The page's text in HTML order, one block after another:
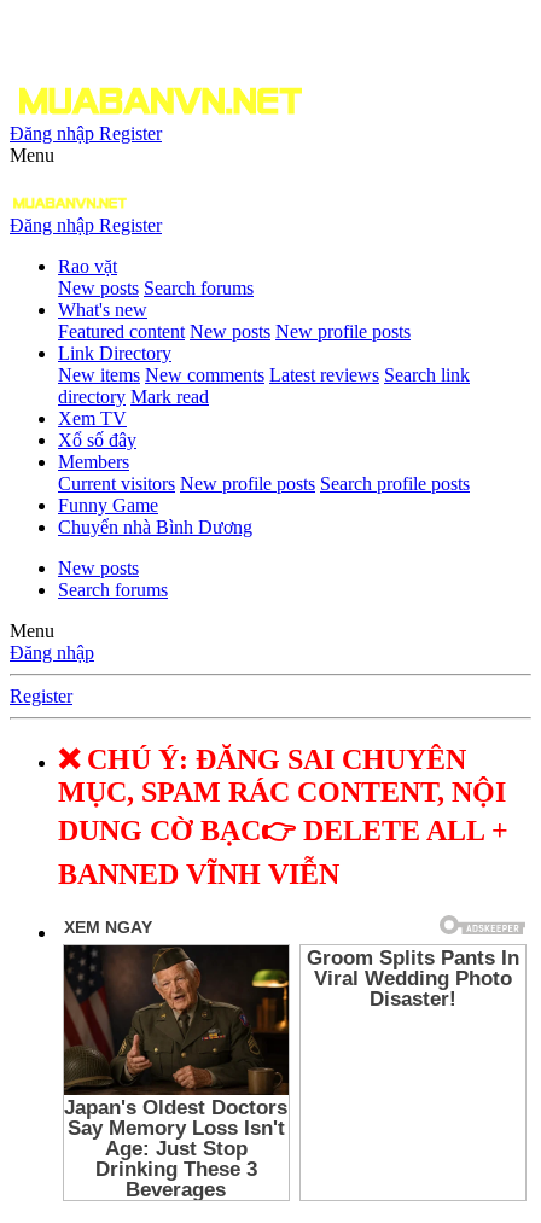
Đăng nhập Register
Menu
Đăng nhập Register
Rao vặt
New posts Search forums
What's new
Featured content New posts New profile posts
Link Directory
New items New comments Latest reviews Search link
directory Mark read
Xem TV
Xổ số đây
Members
Current visitors New profile posts Search profile posts
Funny Game
Chuyển nhà Bình Dương
New posts
Search forums
Menu
Đăng nhập
Register
❌ CHÚ Ý: ĐĂNG SAI CHUYÊN
MỤC, SPAM RÁC CONTENT, NỘI
DUNG CỜ BẠC👉 DELETE ALL +
BANNED VĨNH VIỄN